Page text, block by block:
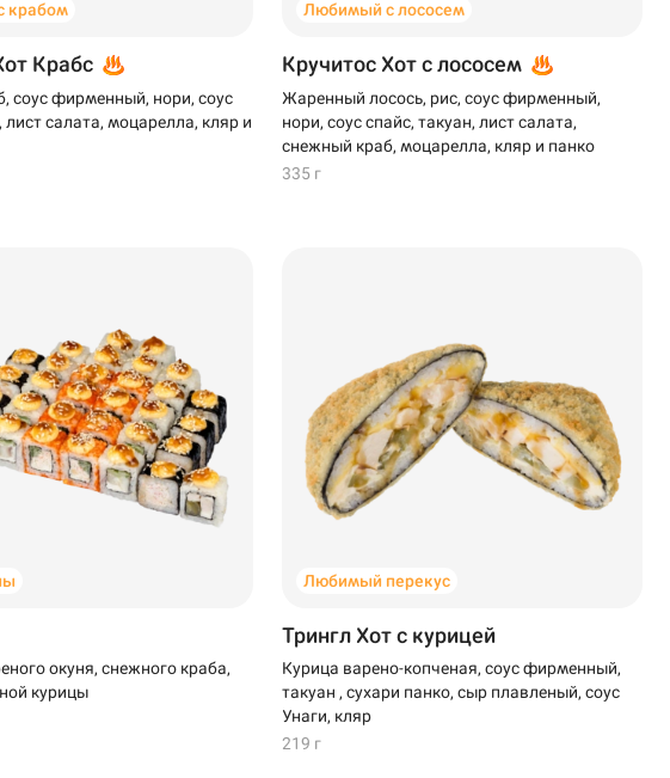
крабом
Крабс
соус фирменный, нори, соус
лист салата, моцарелла, кляр и
Любимый с лососем
Кручитос Хот с лососем
Жаренный лосось, рис, соус фирменный,
нори, соус спайс, такуан, лист салата,
снежный краб, моцарелла, кляр и панко
335 г
окуня, снежного краба,
курицы
Любимый перекус
Трингл Хот с курицей
Курица варено-копченая, соус фирменный,
такуан , сухари панко, сыр плавленый, соус
Унаги, кляр
219 г